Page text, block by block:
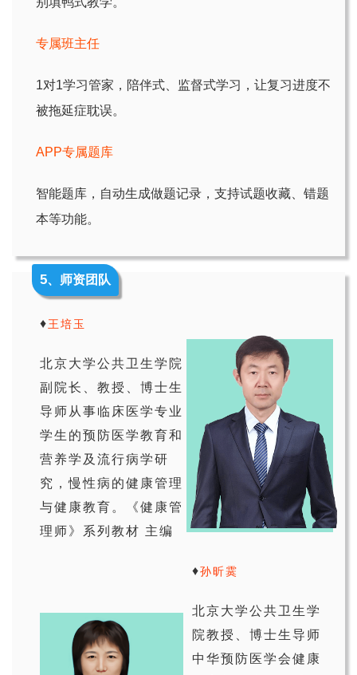
专属班主任
1对1学习管家，陪伴式、监督式学习，让复习进度不
被拖延症耽误。
APP专属题库
智能题库，自动生成做题记录，支持试题收藏、错题
本等功能。
5、师资团队
♦王培玉
北京大学公共卫生学院
副院长、教授、博士生
导师从事临床医学专业
学生的预防医学教育和
营养学及流行病学研
究，慢性病的健康管理
与健康教育。《健康管
理师》系列教材 主编
♦孙昕霙
北京大学公共卫生学
院教授、博士生导师
中华预防医学会健康